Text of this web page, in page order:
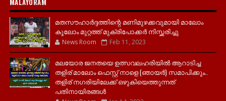
MALAYORAM
മതസൗഹാർദ്ദത്തിന്റെ മണിമുഴക്കവുമായി മാലോം
കൂലോം മുറ്റത്ത് മുക്രിപോക്കർ നിസ്ക്കരിച്ചു
News Room Feb 11, 2023
മലയോര ജനതയെ ഉത്സവലഹരിയിൽ ആറാടിച്ച
തളിര് മാലോം ഫെസ്റ്റ് നാളെ (ഞായർ) സമാപിക്കും..
തളിര് നഗരിയിലേക്ക് ഒഴുകിയെത്തുന്നത്
പതിനായിരങ്ങൾ